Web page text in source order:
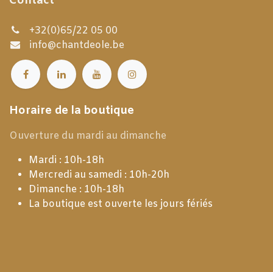
+32(0)65/22 05 00
info@chantdeole.be
Horaire de la boutique
Ouverture du mardi au dimanche
Mardi : 10h-18h
Mercredi au samedi : 10h-20h
Dimanche : 10h-18h
La boutique est ouverte les jours fériés